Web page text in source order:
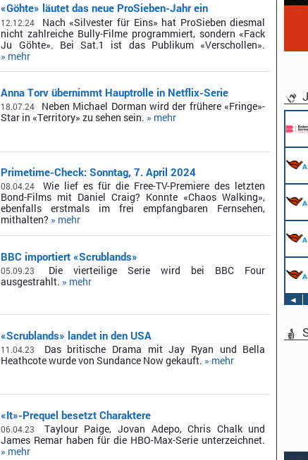
«Göhte» läutet das neue ProSieben-Jahr ein
12.12.24
Nach «Silvester für Eins» hat ProSieben diesmal
nicht zahlreiche Bully-Filme programmiert, sondern «Fack
Ju Göhte». Bei Sat.1 ist das Publikum «Verschollen».
» mehr
Anna Torv übernimmt Hauptrolle in Netflix-Serie
18.07.24
Neben Michael Dorman wird der frühere «Fringe»-
Star in «Territory» zu sehen sein. » mehr
Primetime-Check: Sonntag, 7. April 2024
08.04.24
Wie lief es für die Free-TV-Premiere des letzten
Bond-Films mit Daniel Craig? Konnte «Chaos Walking»,
ebenfalls erstmals im frei empfangbaren Fernsehen,
mithalten? » mehr
BBC importiert «Scrublands»
05.09.23
Die vierteilige Serie wird bei BBC Four
ausgestrahlt. » mehr
«Scrublands» landet in den USA
11.04.23
Das britische Drama mit Jay Ryan und Bella
Heathcote wurde von Sundance Now gekauft. » mehr
«It»-Prequel besetzt Charaktere
06.04.23
Taylour Paige, Jovan Adepo, Chris Chalk und
James Remar haben für die HBO-Max-Serie unterzeichnet.
» mehr
◄